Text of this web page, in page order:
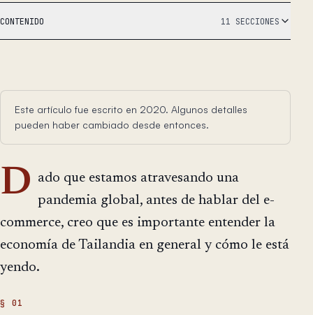
CONTENIDO 11 SECCIONES
Este artículo fue escrito en 2020. Algunos detalles
pueden haber cambiado desde entonces.
D ado que estamos atravesando una
pandemia global, antes de hablar del e-
commerce, creo que es importante entender la
economía de Tailandia en general y cómo le está
yendo.